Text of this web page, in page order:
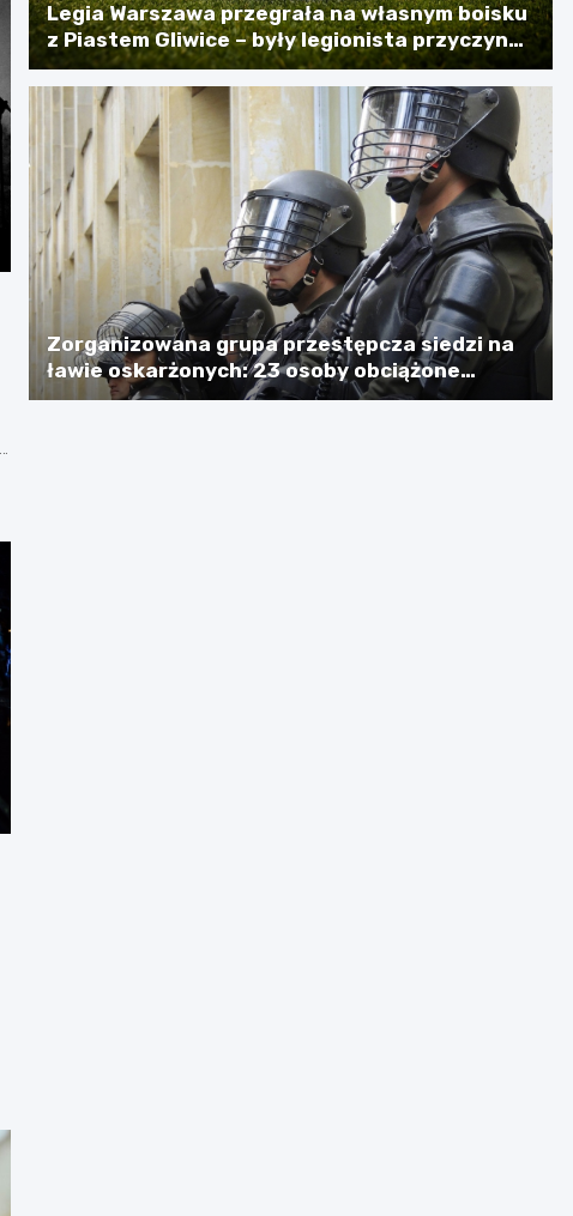
Legia Warszawa przegrała na własnym boisku
z Piastem Gliwice – były legionista przyczyną
porażki
Zorganizowana grupa przestępcza siedzi na
ławie oskarżonych: 23 osoby obciążone
zarzutami